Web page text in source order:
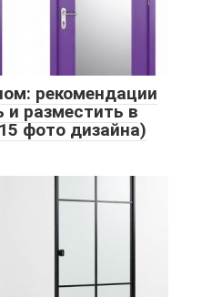
рекомендации
и разместить в
фото дизайна)